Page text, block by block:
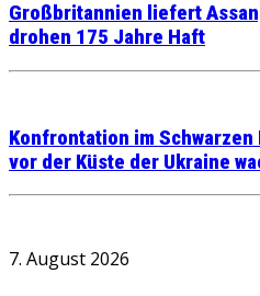
Großbritannien liefert
drohen 175 Jahre Haft
Konfrontation im Schwarzen
vor der Küste der Ukraine
7. August 2026